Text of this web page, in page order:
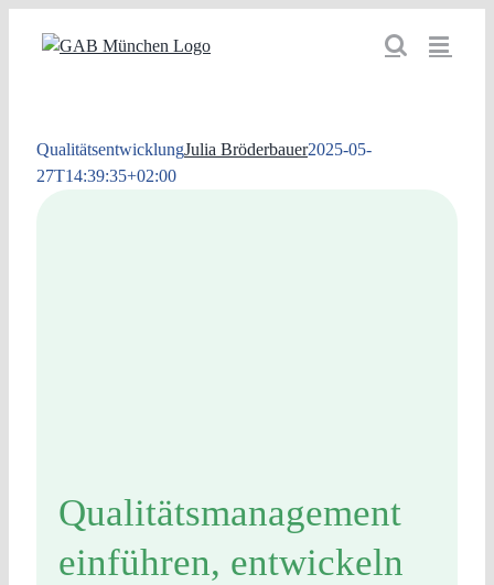
Inhalt
QualitätsentwicklungJulia Bröderbauer2025-05-
27T14:39:35+02:00
Qualitätsmanagement
einführen, entwickeln